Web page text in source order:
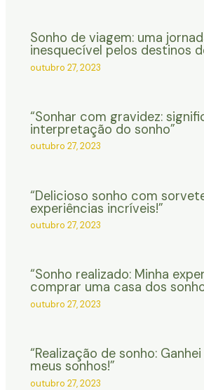
Sonho de viagem: uma
inesquecível pelos destinos
outubro 27, 2023
“Sonhar com gravidez:
interpretação do sonho”
outubro 27, 2023
“Delicioso sonho com
experiências incríveis!”
outubro 27, 2023
“Sonho realizado: Minha
comprar uma casa dos
outubro 27, 2023
“Realização de sonho:
meus sonhos!”
outubro 27, 2023